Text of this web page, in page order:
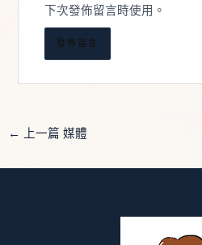
地
址
網
址
下次發佈留言時使用。
← 上一篇 媒體